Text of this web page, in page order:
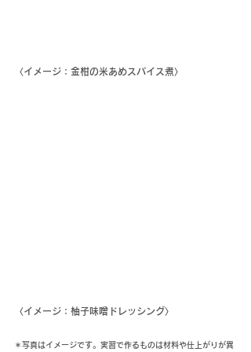
〈イメージ：金柑の米あめスパイス煮〉
〈イメージ：柚子味噌ドレッシング〉
＊写真はイメージです。実習で作るものは材料や仕上がりが異